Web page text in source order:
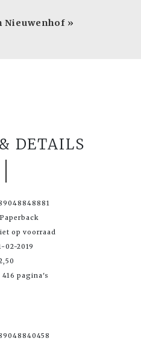
Nieuwenhof »
DETAILS
op voorraad
02-2019
416 pagina's